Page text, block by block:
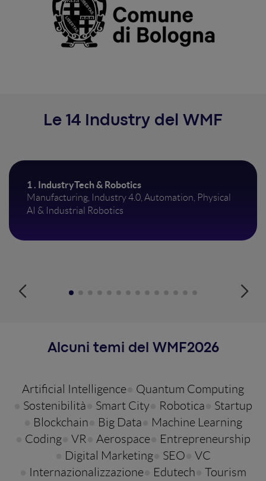
Le 14 Industry del WMF
1 . IndustryTech & Robotics
Manufacturing, Industry 4.0, Automation, Physical
AI & Industrial Robotics
Alcuni temi del WMF2026
Artificial Intelligence
Quantum Computing
Sostenibilità
Smart City Robotica
Startup
Blockchain
Big Data
Machine Learning
Coding
VR Aerospace
Entrepreneurship
Digital Marketing
SEO
VC
Internazionalizzazione
Edutech
Tourism